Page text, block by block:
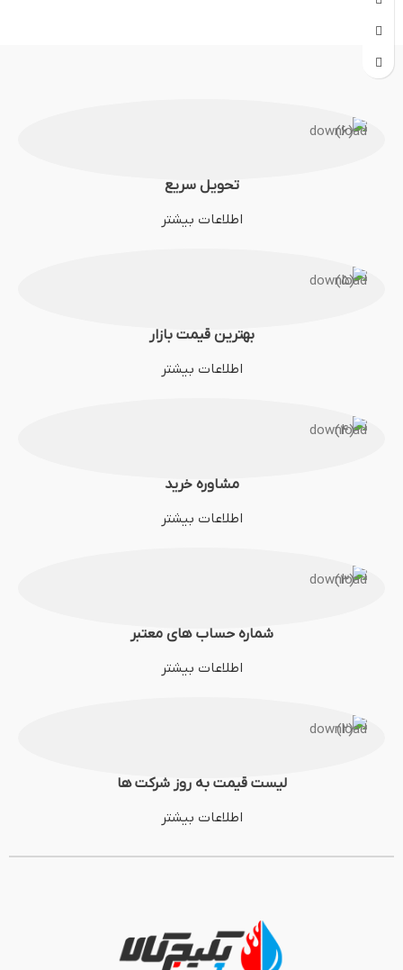
تحویل سریع
اطلاعات بیشتر
بهترین قیمت بازار
اطلاعات بیشتر
مشاوره خرید
اطلاعات بیشتر
شماره حساب های معتبر
اطلاعات بیشتر
لیست قیمت به روز شرکت ها
اطلاعات بیشتر